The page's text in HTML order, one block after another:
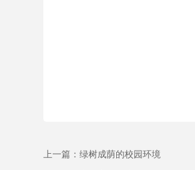
上一篇： 绿树成荫的校园环境